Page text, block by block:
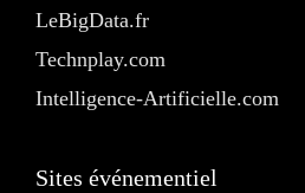
LeBigData.fr
Technplay.com
Intelligence-Artificielle.com
Sites événementiel